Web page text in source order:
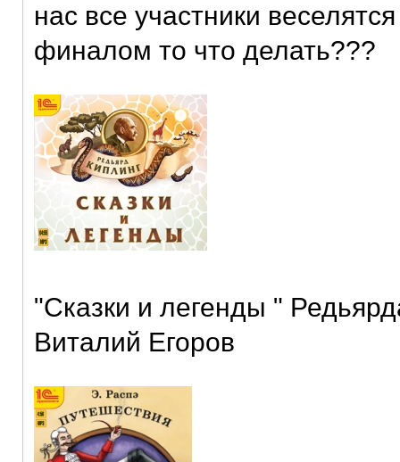
нас все участники
финалом то что делать???
"Сказки и легенды "
Виталий Егоров